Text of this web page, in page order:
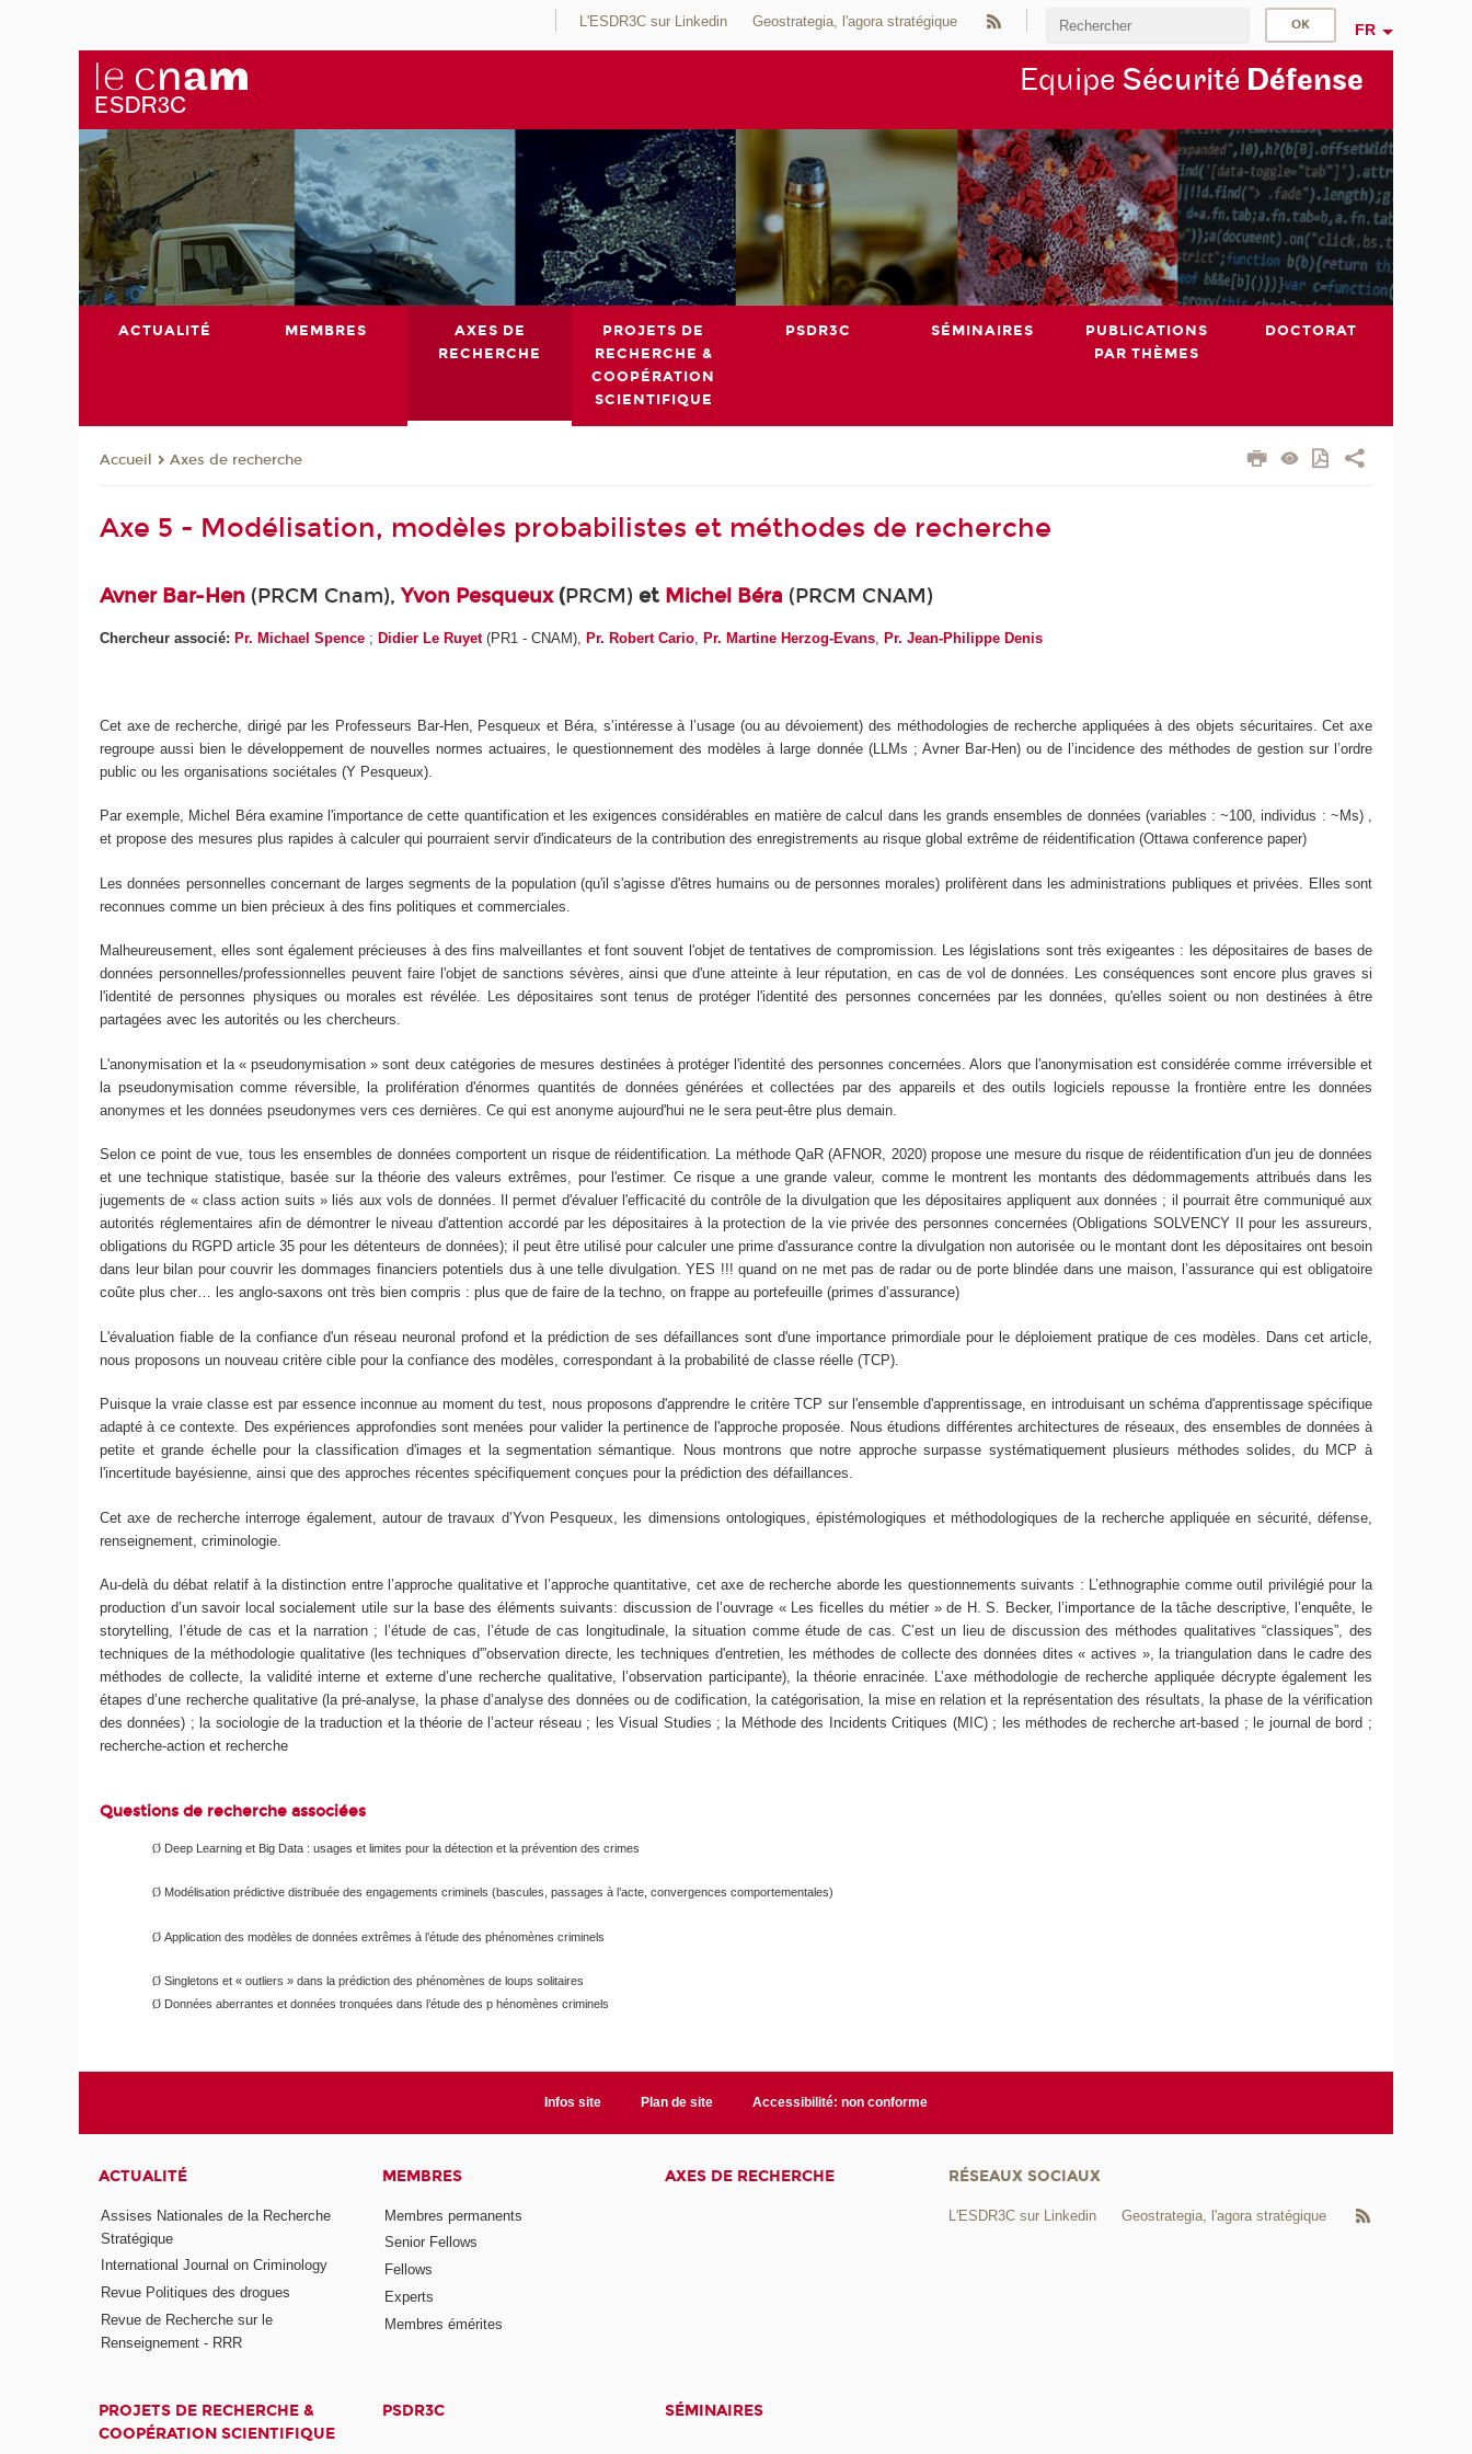
L'ESDR3C sur Linkedin Geostrategia, l'agora stratégique FR
Equipe Sécurité Défense
ACTUALITÉ MEMBRES
AXES DE
RECHERCHE
PROJETS DE
RECHERCHE &
COOPÉRATION
SCIENTIFIQUE
PSDR3C SÉMINAIRES
PUBLICATIONS
PAR THÈMES
DOCTORAT
Accueil Axes de recherche
Axe 5 - Modélisation, modèles probabilistes et méthodes de recherche
Avner Bar-Hen (PRCM Cnam), Yvon Pesqueux (PRCM) et Michel Béra (PRCM CNAM)
Chercheur associé: Pr. Michael Spence ; Didier Le Ruyet(PR1 - CNAM), Pr. Robert Cario, Pr. Martine Herzog-Evans, Pr. Jean-Philippe Denis
Cet axe de recherche, dirigé par les Professeurs Bar-Hen, Pesqueux et Béra, s’intéresse à l’usage (ou au dévoiement) des méthodologies de recherche appliquées à des objets sécuritaires. Cet axe
regroupe aussi bien le développement de nouvelles normes actuaires, le questionnement des modèles à large donnée (LLMs ; Avner Bar-Hen) ou de l’incidence des méthodes de gestion sur l’ordre
public ou les organisations sociétales (Y Pesqueux).
Par exemple, Michel Béra examine l'importance de cette quantification et les exigences considérables en matière de calcul dans les grands ensembles de données (variables : ~100, individus : ~Ms) ,
et propose des mesures plus rapides à calculer qui pourraient servir d'indicateurs de la contribution des enregistrements au risque global extrême de réidentification (Ottawa conference paper)
Les données personnelles concernant de larges segments de la population (qu'il s'agisse d'êtres humains ou de personnes morales) prolifèrent dans les administrations publiques et privées. Elles sont
reconnues comme un bien précieux à des fins politiques et commerciales.
Malheureusement, elles sont également précieuses à des fins malveillantes et font souvent l'objet de tentatives de compromission. Les législations sont très exigeantes : les dépositaires de bases de
données personnelles/professionnelles peuvent faire l'objet de sanctions sévères, ainsi que d'une atteinte à leur réputation, en cas de vol de données. Les conséquences sont encore plus graves si
l'identité de personnes physiques ou morales est révélée. Les dépositaires sont tenus de protéger l'identité des personnes concernées par les données, qu'elles soient ou non destinées à être
partagées avec les autorités ou les chercheurs.
L'anonymisation et la « pseudonymisation » sont deux catégories de mesures destinées à protéger l'identité des personnes concernées. Alors que l'anonymisation est considérée comme irréversible et
la pseudonymisation comme réversible, la prolifération d'énormes quantités de données générées et collectées par des appareils et des outils logiciels repousse la frontière entre les données
anonymes et les données pseudonymes vers ces dernières. Ce qui est anonyme aujourd'hui ne le sera peut-être plus demain.
Selon ce point de vue, tous les ensembles de données comportent un risque de réidentification. La méthode QaR (AFNOR, 2020) propose une mesure du risque de réidentification d'un jeu de données
et une technique statistique, basée sur la théorie des valeurs extrêmes, pour l'estimer. Ce risque a une grande valeur, comme le montrent les montants des dédommagements attribués dans les
jugements de « class action suits » liés aux vols de données. Il permet d'évaluer l'efficacité du contrôle de la divulgation que les dépositaires appliquent aux données ; il pourrait être communiqué aux
autorités réglementaires afin de démontrer le niveau d'attention accordé par les dépositaires à la protection de la vie privée des personnes concernées (Obligations SOLVENCY II pour les assureurs,
obligations du RGPD article 35 pour les détenteurs de données); il peut être utilisé pour calculer une prime d'assurance contre la divulgation non autorisée ou le montant dont les dépositaires ont besoin
dans leur bilan pour couvrir les dommages financiers potentiels dus à une telle divulgation. YES !!! quand on ne met pas de radar ou de porte blindée dans une maison, l’assurance qui est obligatoire
coûte plus cher… les anglo-saxons ont très bien compris : plus que de faire de la techno, on frappe au portefeuille (primes d’assurance)
L'évaluation fiable de la confiance d'un réseau neuronal profond et la prédiction de ses défaillances sont d'une importance primordiale pour le déploiement pratique de ces modèles. Dans cet article,
nous proposons un nouveau critère cible pour la confiance des modèles, correspondant à la probabilité de classe réelle (TCP).
Puisque la vraie classe est par essence inconnue au moment du test, nous proposons d'apprendre le critère TCP sur l'ensemble d'apprentissage, en introduisant un schéma d'apprentissage spécifique
adapté à ce contexte. Des expériences approfondies sont menées pour valider la pertinence de l'approche proposée. Nous étudions différentes architectures de réseaux, des ensembles de données à
petite et grande échelle pour la classification d'images et la segmentation sémantique. Nous montrons que notre approche surpasse systématiquement plusieurs méthodes solides, du MCP à
l'incertitude bayésienne, ainsi que des approches récentes spécifiquement conçues pour la prédiction des défaillances.
Cet axe de recherche interroge également, autour de travaux d’Yvon Pesqueux, les dimensions ontologiques, épistémologiques et méthodologiques de la recherche appliquée en sécurité, défense,
renseignement, criminologie.
Au-delà du débat relatif à la distinction entre l’approche qualitative et l’approche quantitative, cet axe de recherche aborde les questionnements suivants : L’ethnographie comme outil privilégié pour la
production d’un savoir local socialement utile sur la base des éléments suivants: discussion de l’ouvrage « Les ficelles du métier » de H. S. Becker, l’importance de la tâche descriptive, l’enquête, le
storytelling, l’étude de cas et la narration ; l’étude de cas, l’étude de cas longitudinale, la situation comme étude de cas. C’est un lieu de discussion des méthodes qualitatives “classiques”, des
techniques de la méthodologie qualitative (les techniques d'”observation directe, les techniques d'entretien, les méthodes de collecte des données dites « actives », la triangulation dans le cadre des
méthodes de collecte, la validité interne et externe d’une recherche qualitative, l’observation participante), la théorie enracinée. L’axe méthodologie de recherche appliquée décrypte également les
étapes d’une recherche qualitative (la pré-analyse, la phase d’analyse des données ou de codification, la catégorisation, la mise en relation et la représentation des résultats, la phase de la vérification
des données) ; la sociologie de la traduction et la théorie de l’acteur réseau ; les Visual Studies ; la Méthode des Incidents Critiques (MIC) ; les méthodes de recherche art-based ; le journal de bord ;
recherche-action et recherche
Questions de recherche associées
Ø Deep Learning et Big Data : usages et limites pour la détection et la prévention des crimes
Ø Modélisation prédictive distribuée des engagements criminels (bascules, passages à l’acte, convergences comportementales)
ØApplication des modèles de données extrêmes à l’étude des phénomènes criminels
ØSingletons et « outliers » dans la prédiction des phénomènes de loups solitaires
Ø Données aberrantes et données tronquées dans l’étude des p hénomènes criminels
Infos site Plan de site Accessibilité: non conforme
ACTUALITÉ
Assises Nationales de la Recherche
Stratégique
International Journal on Criminology
Revue Politiques des drogues
Revue de Recherche sur le
Renseignement - RRR
MEMBRES
Membres permanents
Senior Fellows
Fellows
Experts
Membres émérites
AXES DE RECHERCHE
PROJETS DE RECHERCHE &
COOPÉRATION SCIENTIFIQUE
PSDR3C SÉMINAIRES
RÉSEAUX SOCIAUX
L'ESDR3C sur Linkedin Geostrategia, l'agora stratégique